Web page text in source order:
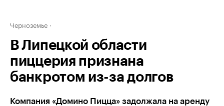
Черноземье
В Липецкой области
пиццерия признана
банкротом из-за долгов
Компания «Домино Пицца» задолжала на аренду